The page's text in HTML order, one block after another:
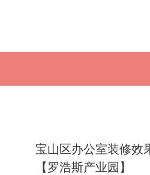
宝山区办公室装修效
【罗浩斯产业园】